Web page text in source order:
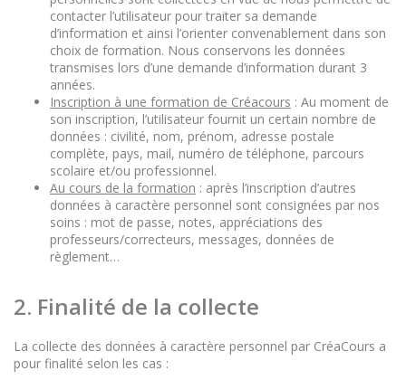
contacter l’utilisateur pour traiter sa demande
d’information et ainsi l’orienter convenablement dans son
choix de formation. Nous conservons les données
transmises lors d’une demande d’information durant 3
années.
Inscription à une formation de Créacours : Au moment de
son inscription, l’utilisateur fournit un certain nombre de
données : civilité, nom, prénom, adresse postale
complète, pays, mail, numéro de téléphone, parcours
scolaire et/ou professionnel.
Au cours de la formation : après l’inscription d’autres
données à caractère personnel sont consignées par nos
soins : mot de passe, notes, appréciations des
professeurs/correcteurs, messages, données de
règlement…
2. Finalité de la collecte
La collecte des données à caractère personnel par CréaCours a
pour finalité selon les cas :